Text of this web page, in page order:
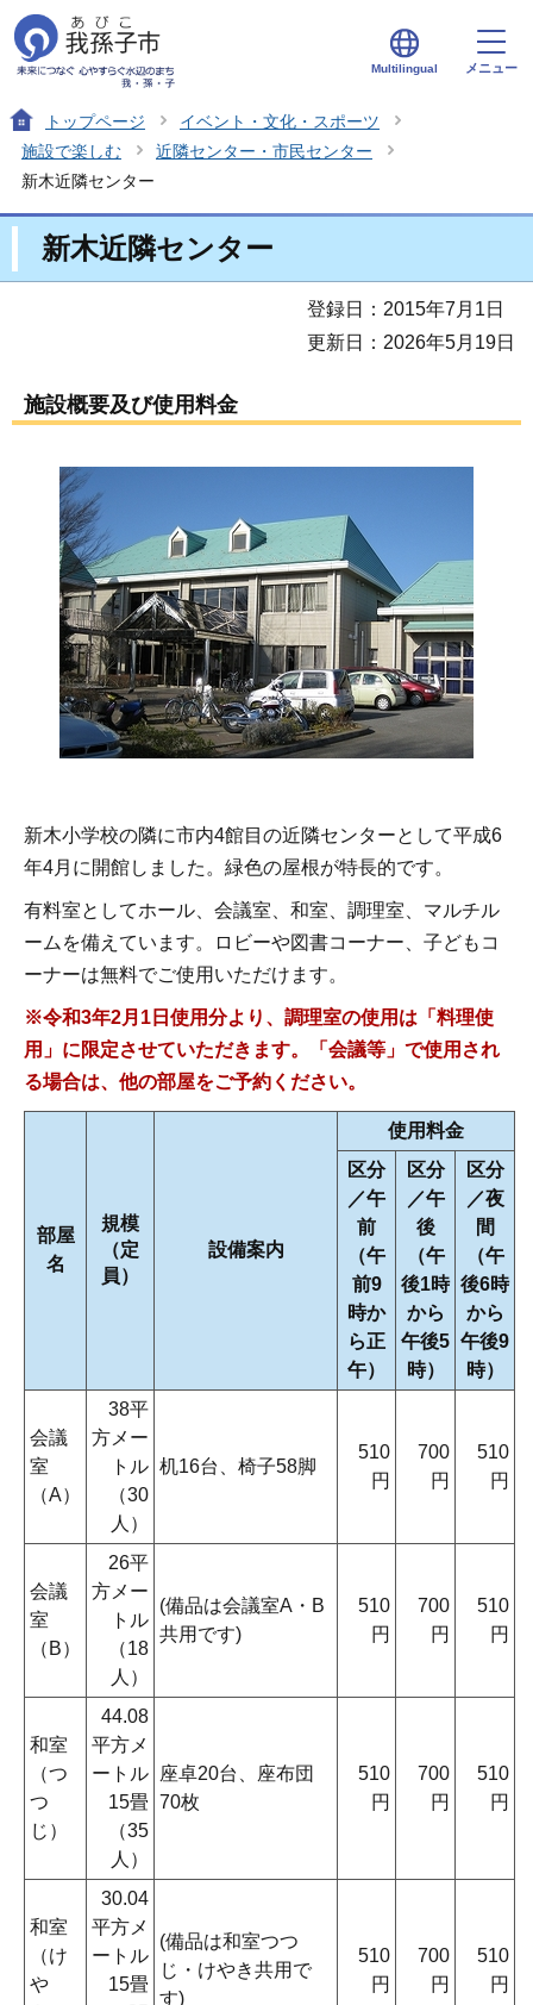
Multilingual メニュー
トップページ
イベント・文化・スポーツ
施設で楽しむ
近隣センター・市民センター
新木近隣センター
新木近隣センター
登録日：2015年7月1日
更新日：2026年5月19日
施設概要及び使用料金
新木小学校の隣に市内4館目の近隣センターとして平成6
年4月に開館しました。緑色の屋根が特長的です。
有料室としてホール、会議室、和室、調理室、マルチル
ームを備えています。ロビーや図書コーナー、子どもコ
ーナーは無料でご使用いただけます。
※令和3年2月1日使用分より、調理室の使用は「料理使
用」に限定させていただきます。「会議等」で使用され
る場合は、他の部屋をご予約ください。
部屋
名
規模
（定
員）
設備案内
使用料金
区分
／午
前
（午
前9
時か
ら正
午）
区分
／午
後
（午
後1時
から
午後5
時）
区分
／夜
間
（午
後6時
から
午後9
時）
会議
室
（A）
38平
方メー
トル
（30
人）
机16台、椅子58脚
510
円
700
円
510
円
会議
室
（B）
26平
方メー
トル
（18
人）
(備品は会議室A・B
共用です)
510
円
700
円
510
円
和室
（つ
つ
じ）
44.08
平方メ
ートル
15畳
（35
人）
座卓20台、座布団
70枚
510
円
700
円
510
円
和室
（け
や
30.04
平方メ
ートル
15畳
(備品は和室つつ
じ・けやき共用で
す)
510
円
700
円
510
円